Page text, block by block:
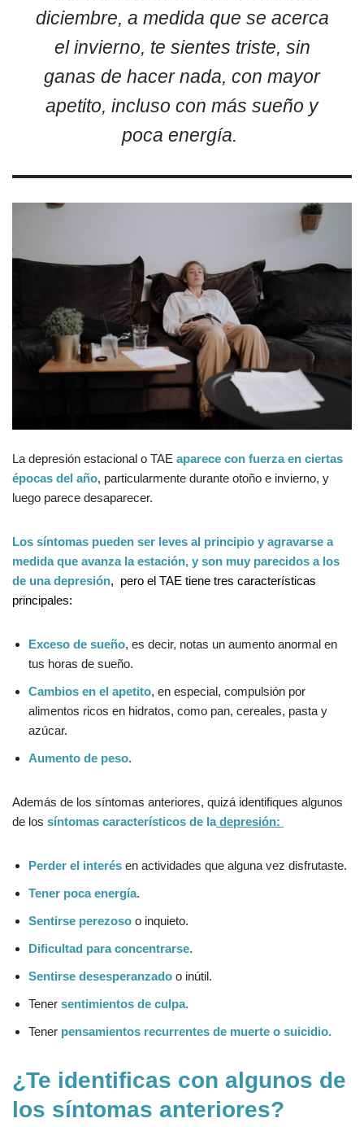
diciembre, a medida que se acerca
el invierno, te sientes triste, sin
ganas de hacer nada, con mayor
apetito, incluso con más sueño y
poca energía.
La depresión estacional o TAE aparece con fuerza en ciertas
épocas del año, particularmente durante otoño e invierno, y
luego parece desaparecer.
Los síntomas pueden ser leves al principio y agravarse a
medida que avanza la estación, y son muy parecidos a los
de una depresión, pero el TAE tiene tres características
principales:
Exceso de sueño, es decir, notas un aumento anormal en
tus horas de sueño.
Cambios en el apetito, en especial, compulsión por
alimentos ricos en hidratos, como pan, cereales, pasta y
azúcar.
Aumento de peso.
Además de los síntomas anteriores, quizá identifiques algunos
de los síntomas característicos de ladepresión:
Perder el interés en actividades que alguna vez disfrutaste.
Tener poca energía.
Sentirse perezoso o inquieto.
Dificultad para concentrarse.
Sentirse desesperanzado o inútil.
Tener sentimientos de culpa.
Tener pensamientos recurrentes de muerte o suicidio.
¿Te identificas con algunos de
los síntomas anteriores?